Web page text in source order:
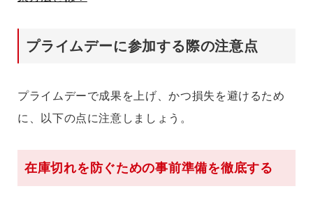
プライムデーに参加する際の注意点
プライムデーで成果を上げ、かつ損失を避けるため
に、以下の点に注意しましょう。
在庫切れを防ぐための事前準備を徹底する